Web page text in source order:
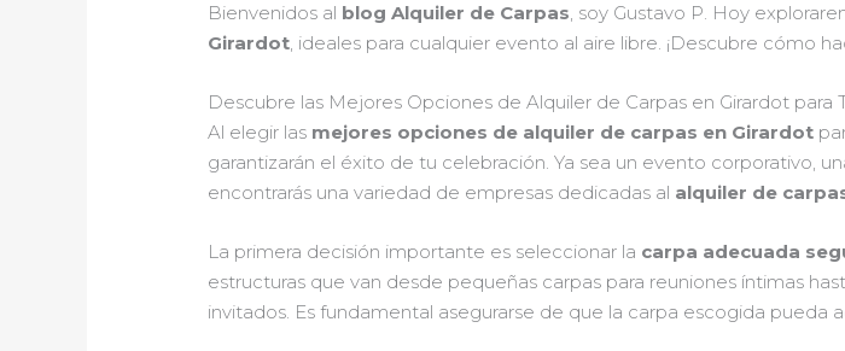
Bienvenidos al blog Alquiler de Carpas, soy Gustavo P. Hoy
Girardot, ideales para cualquier evento al aire libre. ¡Descubre cómo
Descubre las Mejores Opciones de Alquiler de Carpas en Girardot para
Al elegir las mejores opciones de alquiler de carpas en Girardot
garantizarán el éxito de tu celebración. Ya sea un evento corporativo,
encontrarás una variedad de empresas dedicadas al alquiler de
La primera decisión importante es seleccionar la carpa adecuada
estructuras que van desde pequeñas carpas para reuniones íntimas
invitados. Es fundamental asegurarse de que la carpa escogida